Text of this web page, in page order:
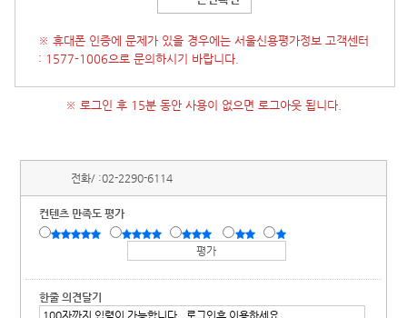
※ 휴대폰 인증에 문제가 있을 경우에는 서울신용평가정보 고객센터
: 1577-1006으로 문의하시기 바랍니다.
※ 로그인 후 15분 동안 사용이 없으면 로그아웃 됩니다.
전화/ :02-2290-6114
컨텐츠 만족도 평가
한줄 의견달기